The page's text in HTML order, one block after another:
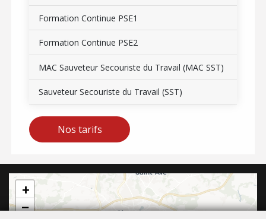
Formation Continue PSE1
Formation Continue PSE2
MAC Sauveteur Secouriste du Travail (MAC SST)
Sauveteur Secouriste du Travail (SST)
Nos tarifs
+
−